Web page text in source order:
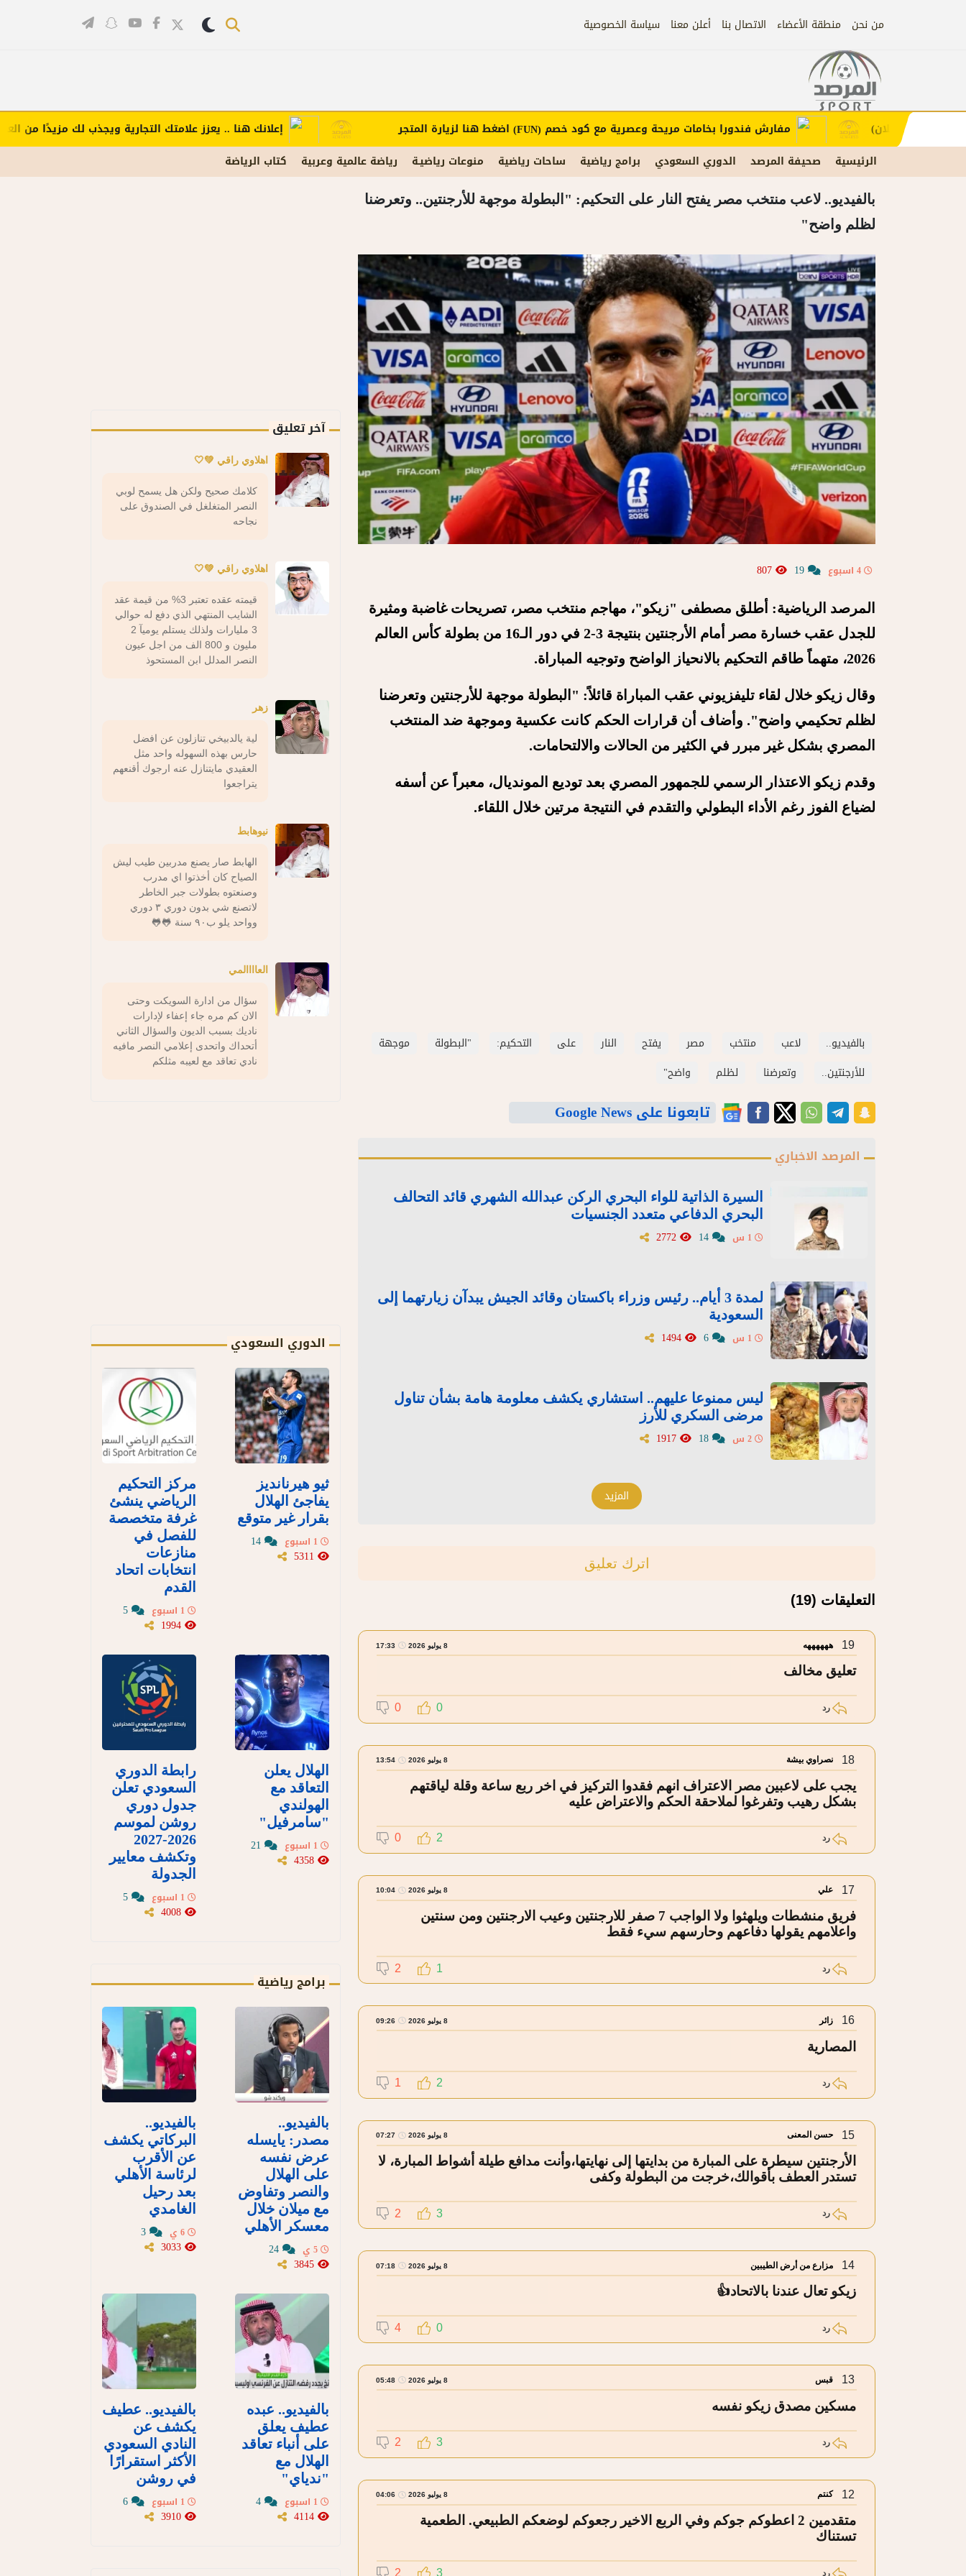
من نحن منطقة الأعضاء الاتصال بنا أعلن معنا سياسة الخصوصية
الرئيسية صحيفة المرصد الدوري السعودي برامج رياضية ساحات رياضية منوعات رياضيـة رياضة عالمية وعربية كتاب الرياضة
إعلانك هنا .. يعزز علامتك التجارية ويجذب لك مزيدًا من العملاء مفارش فندورا بخامات مريحة وعصرية مع كود خصم (FUN) اضغط هنا لزيارة المتجر الإعلان)
بالفيديو.. لاعب منتخب مصر يفتح النار على التحكيم: "البطولة موجهة للأرجنتين.. وتعرضنا
لظلم واضح"
المرصد الرياضية: أطلق مصطفى "زيكو"، مهاجم منتخب مصر، تصريحات غاضبة ومثيرة
للجدل عقب خسارة مصر أمام الأرجنتين بنتيجة 3-2 في دور الـ16 من بطولة كأس العالم
2026، متهماً طاقم التحكيم بالانحياز الواضح وتوجيه المباراة.
وقال زيكو خلال لقاء تليفزيوني عقب المباراة قائلاً: "البطولة موجهة للأرجنتين وتعرضنا
لظلم تحكيمي واضح". وأضاف أن قرارات الحكم كانت عكسية وموجهة ضد المنتخب
المصري بشكل غير مبرر في الكثير من الحالات والالتحامات.
وقدم زيكو الاعتذار الرسمي للجمهور المصري بعد توديع المونديال، معبراً عن أسفه
لضياع الفوز رغم الأداء البطولي والتقدم في النتيجة مرتين خلال اللقاء.
بالفيديو.. لاعب منتخب مصر يفتح النار على التحكيم: "البطولة
موجهة
للأرجنتين..
وتعرضنا لظلم واضح"
تابعونا على Google News
المرصد الاخباري
السيرة الذاتية للواء البحري الركن عبدالله الشهري قائد التحالف
البحري الدفاعي متعدد الجنسيات
لمدة 3 أيام.. رئيس وزراء باكستان وقائد الجيش يبدآن زيارتهما إلى
السعودية
ليس ممنوعا عليهم.. استشاري يكشف معلومة هامة بشأن تناول
مرضى السكري للأرز
المزيد
اترك تعليق
التعليقات (19)
19 ههههههه 8 يوليو 2026 17:33
تعليق مخالف
رد 0
0
18 نصراوي بيشة 8 يوليو 2026 13:54
يجب على لاعبين مصر الاعتراف انهم فقدوا التركيز في اخر ربع ساعة وقلة لياقتهم
بشكل رهيب وتفرغوا لملاحقة الحكم والاعتراض عليه
رد 2
0
17 علي 8 يوليو 2026 10:04
فريق منشطات ويلهثوا ولا الواجب 7 صفر للارجنتين وعيب الارجنتين ومن سنتين
واعلامهم يقولها دفاعهم وحارسهم سيء فقط
رد 1
2
16 زائر 8 يوليو 2026 09:26
المصارية
رد 2
1
15 حسن المعنى 8 يوليو 2026 07:27
الأرجنتين سيطرة على المبارة من بدايتها إلى نهايتها،وأنت مدافع طيلة أشواط المبارة، لا
تستدر العطف بأقوالك،خرجت من البطولة وكفى
رد 3
2
14 مزارع من أرض الطيبين 8 يوليو 2026 07:18
زيكو تعال عندنا بالاتحاد👍
رد 0
4
13 قبس 8 يوليو 2026 05:48
مسكين مصدق زيكو نفسه
رد 3
2
12 كنتم 8 يوليو 2026 04:06
متقدمين 2 اعطوكم جوكم وفي الربع الاخير رجعوكم لوضعكم الطبيعي. الطعمية
تستناك
رد 3
2
آخر تعليق
اهلاوي راقي 💚🤍
كلامك صحيح ولكن هل يسمح لوبي
النصر المتغلغل في الصندوق على
نجاحه
اهلاوي راقي 💚🤍
قيمته عقده تعتبر 3% من قيمة عقد
الشايب المنتهي الذي دفع له حوالي
3 مليارات ولذلك يستلم يوميآ 2
مليون و 800 الف من اجل عيون
النصر المدلل ابن المستحوذ
زهر
لية يالدبيخي تنازلون عن افضل
حارس بهذه السهوله واحد مثل
العقيدي مايتنازل عنه ارجوك أقنعهم
يتراجعوا
نيوهابط
الهابط صار يصنع مدربين طيب ليش
الصياح كان أخذتوا اي مدرب
وصنعتوه بطولات جبر الخاطر
لاتصنع شي بدون دوري ٣ دوري
وواحد يلو ب٩٠ سنة 🐸🐸
العاااالمي
سؤال من ادارة السويكت وحتى
الان كم مره جاء إعفاء لإدارات
ناديك بسبب الديون والسؤال الثاني
أتحداك واتحدى إعلامي النصر مافيه
نادي تعاقد مع لعيبه مثلكم
الدوري السعودي
ثيو هيرنانديز
يفاجئ الهلال
بقرار غير متوقع
مركز التحكيم
الرياضي ينشئ
غرفة متخصصة
للفصل في
منازعات
انتخابات اتحاد
القدم
الهلال يعلن
التعاقد مع
الهولندي
"سامرفيل"
رابطة الدوري
السعودي تعلن
جدول دوري
روشن لموسم
2026-2027
وتكشف معايير
الجدولة
برامج رياضية
بالفيديو..
مصدر: يايسله
عرض نفسه
على الهلال
والنصر وتفاوض
مع ميلان خلال
معسكر الأهلي
بالفيديو..
البركاتي يكشف
عن الأقرب
لرئاسة الأهلي
بعد رحيل
الغامدي
بالفيديو.. عبده
عطيف يعلق
على أنباء تعاقد
الهلال مع
"ندياي"
بالفيديو.. عطيف
يكشف عن
النادي السعودي
الأكثر استقرارًا
في روشن